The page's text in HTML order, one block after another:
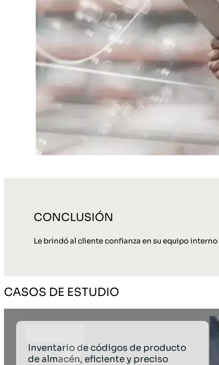
CONCLUSIÓN
Le brindó al cliente confianza en su equipo
CASOS DE ESTUDIO
Inventario de códigos de producto
de almacén, eficiente y preciso